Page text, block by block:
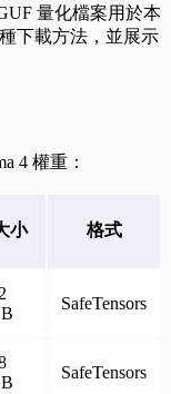
量化檔案用於本
下載方法，並展示
4 權重：
小 格式
SafeTensors
SafeTensors